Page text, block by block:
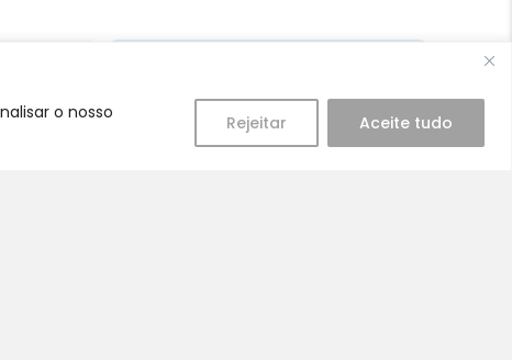
o nosso
Rejeitar Aceite tudo